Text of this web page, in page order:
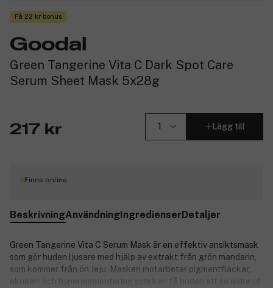
Få 22 kr bonus
Goodal
Green Tangerine Vita C Dark Spot Care
Serum Sheet Mask 5x28g
217 kr Lägg till
Finns online
BeskrivningAnvändningIngredienserDetaljer
Green Tangerine Vita C Serum Mask är en effektiv ansiktsmask
som gör huden ljusare med hjälp av extrakt från grön mandarin,
som kommer från ön Jeju. Masken motarbetar pigmentfläckar,
akneärr och hyperpigmentering som kan få huden att se äldre ut